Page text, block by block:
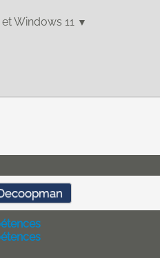
Windows 11 ▼